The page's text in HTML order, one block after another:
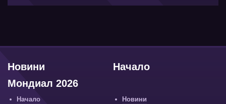
Начало
Новини
Мондиал 2026
Начало
Новини